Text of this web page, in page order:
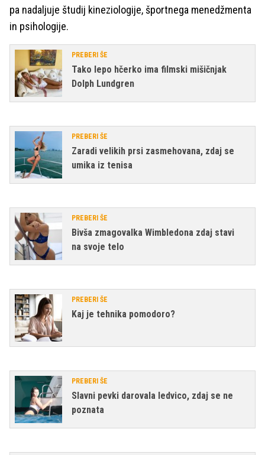
pa nadaljuje študij kineziologije, športnega menedžmenta
in psihologije.
PREBERI ŠE
Tako lepo hčerko ima filmski mišičnjak
Dolph Lundgren
PREBERI ŠE
Zaradi velikih prsi zasmehovana, zdaj se
umika iz tenisa
PREBERI ŠE
Bivša zmagovalka Wimbledona zdaj stavi
na svoje telo
PREBERI ŠE
Kaj je tehnika pomodoro?
PREBERI ŠE
Slavni pevki darovala ledvico, zdaj se ne
poznata